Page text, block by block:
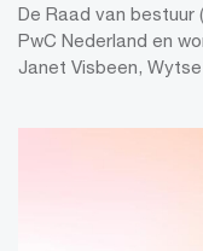
De Raad van bestuur
PwC Nederland en
Janet Visbeen, Wytse